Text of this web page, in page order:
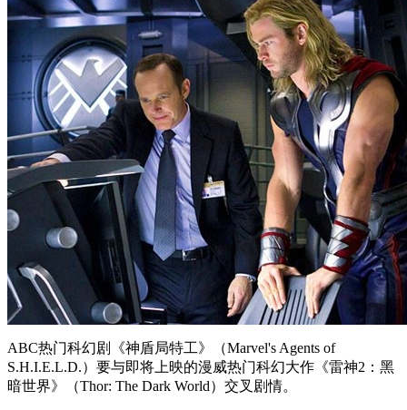
ABC热门科幻剧《神盾局特工》（Marvel's Agents of
S.H.I.E.L.D.）要与即将上映的漫威热门科幻大作《雷神2：黑
暗世界》（Thor: The Dark World）交叉剧情。